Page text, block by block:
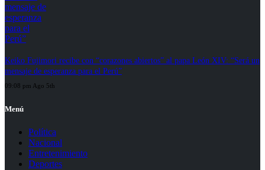
Keiko Fujimori recibe con “corazones abiertos” al papa León XIV: “Será un
mensaje de esperanza para el Perú”
09:08 pm Ago 5th
Menú
Política
Nacional
Entretenimiento
Deportes